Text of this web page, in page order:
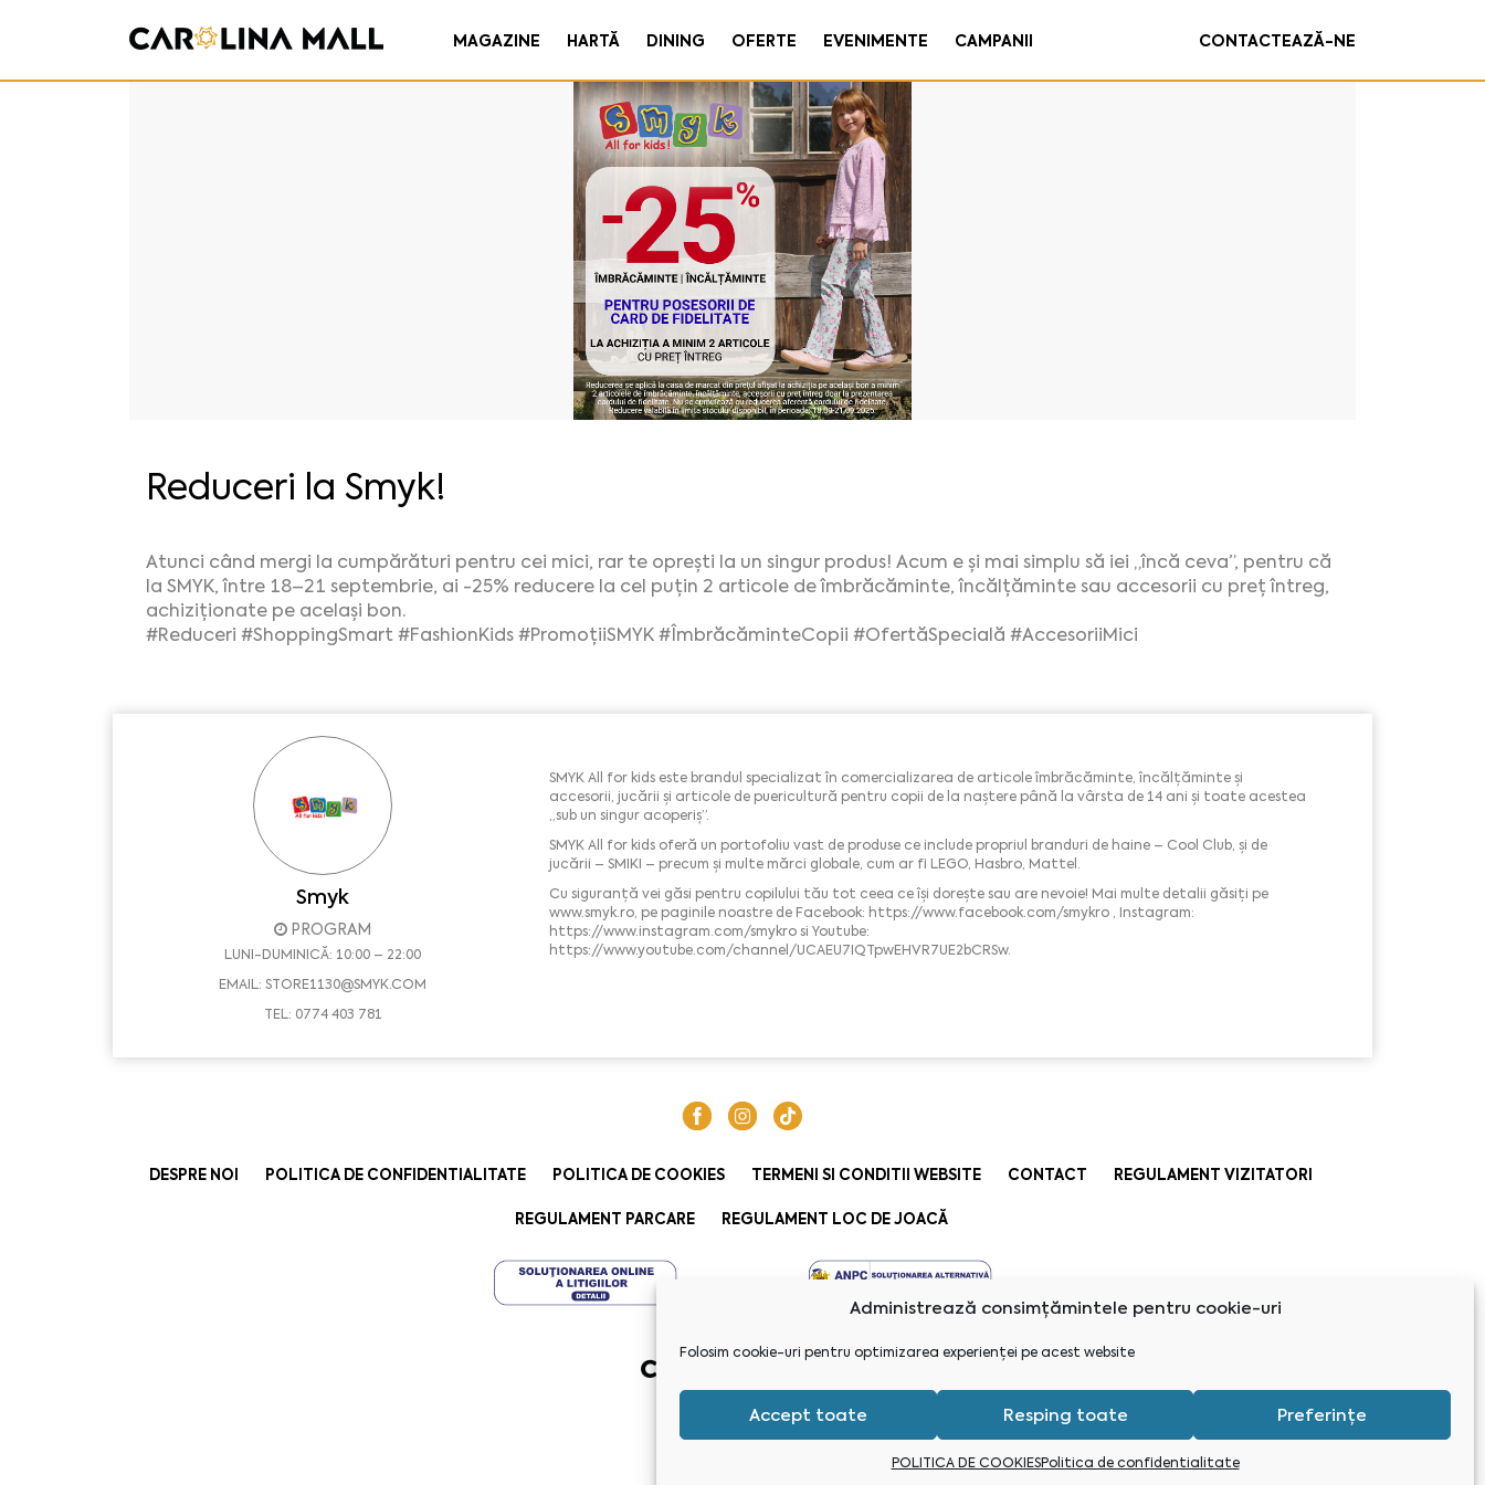
Administrează consimțămintele pentru cookie-uri
Folosim cookie-uri pentru optimizarea experienței pe acest website
Accept toate Resping toate Preferințe
POLITICA DE COOKIESPolitica de confidentialitate
MAGAZINE HARTĂ DINING OFERTE EVENIMENTE CAMPANII CONTACTEAZĂ-NE
Reduceri la Smyk!
Atunci când mergi la cumpărături pentru cei mici, rar te oprești la un singur produs! Acum e și mai simplu să iei „încă ceva”, pentru că
la SMYK, între 18–21 septembrie, ai -25% reducere la cel puțin 2 articole de îmbrăcăminte, încălțăminte sau accesorii cu preț întreg,
achiziționate pe același bon.
#Reduceri #ShoppingSmart #FashionKids#PromoțiiSMYK#ÎmbrăcăminteCopii #OfertăSpecială #AccesoriiMici
Smyk
PROGRAM
LUNI-DUMINICĂ: 10:00 – 22:00
EMAIL: STORE1130@SMYK.COM
TEL: 0774 403 781
SMYK All for kids este brandul specializat în comercializarea de articole îmbrăcăminte, încălțăminte și
accesorii, jucării și articole de puericultură pentru copii de la naștere până la vârsta de 14 ani și toate acestea
„sub un singur acoperiș”.
SMYK All for kids oferă un portofoliu vast de produse ce include propriul branduri de haine – Cool Club, și de
jucării – SMIKI – precum și multe mărci globale, cum ar fi LEGO, Hasbro, Mattel.
Cu siguranță vei găsi pentru copilului tău tot ceea ce îşi doreşte sau are nevoie! Mai multe detalii găsiți pe
www.smyk.ro, pe paginile noastre de Facebook: https://www.facebook.com/smykro , Instagram:
https://www.instagram.com/smykro si Youtube:
https://www.youtube.com/channel/UCAEU7IQTpwEHVR7UE2bCRSw.
DESPRE NOI POLITICA DE CONFIDENTIALITATE POLITICA DE COOKIES TERMENI SI CONDITII WEBSITE CONTACT REGULAMENT VIZITATORI
REGULAMENT PARCARE REGULAMENT LOC DE JOACĂ